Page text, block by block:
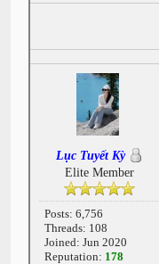
Lục Tuyết Kỳ
Elite Member
Posts: 6,756
Threads: 108
Joined: Jun 2020
Reputation: 178